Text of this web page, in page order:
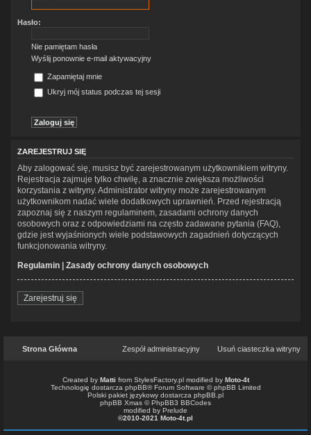
KONTAKT Z NAMI
Hasło:
Nie pamiętam hasła
Wyślij ponownie e-mail aktywacyjny
Zapamiętaj mnie
Ukryj mój status podczas tej sesji
ZAREJESTRUJ SIĘ
Aby zalogować się, musisz być zarejestrowanym użytkownikiem witryny.
Rejestracja zajmuje tylko chwilę, a znacznie zwiększa możliwości
korzystania z witryny. Administrator witryny może zarejestrowanym
użytkownikom nadać wiele dodatkowych uprawnień. Przed rejestracją
zapoznaj się z naszym regulaminem, zasadami ochrony danych
osobowych oraz z odpowiedziami na często zadawane pytania (FAQ),
gdzie jest wyjaśnionych wiele podstawowych zagadnień dotyczących
funkcjonowania witryny.
Regulamin | Zasady ochrony danych osobowych
Zarejestruj się
Strona Główna Usuń ciasteczka witryny
Zespół administracyjny
Created by Matti from StylesFactory.plmodified by Moto-4t
Technologię dostarcza phpBB® Forum Software © phpBB Limited
Polski pakiet językowy dostarcza phpBB.pl
phpBB Xmas ©PhpBB3 BBCodes
modified by Prelude
©2010-2021 Moto-4t.pl